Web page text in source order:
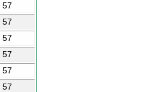
57
57
57
57
57
57